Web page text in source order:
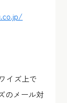
イズ上で
のメール対